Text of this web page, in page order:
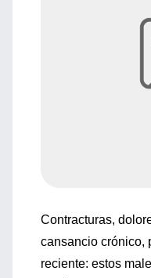
Contracturas,
cansancio crónico,
reciente: estos